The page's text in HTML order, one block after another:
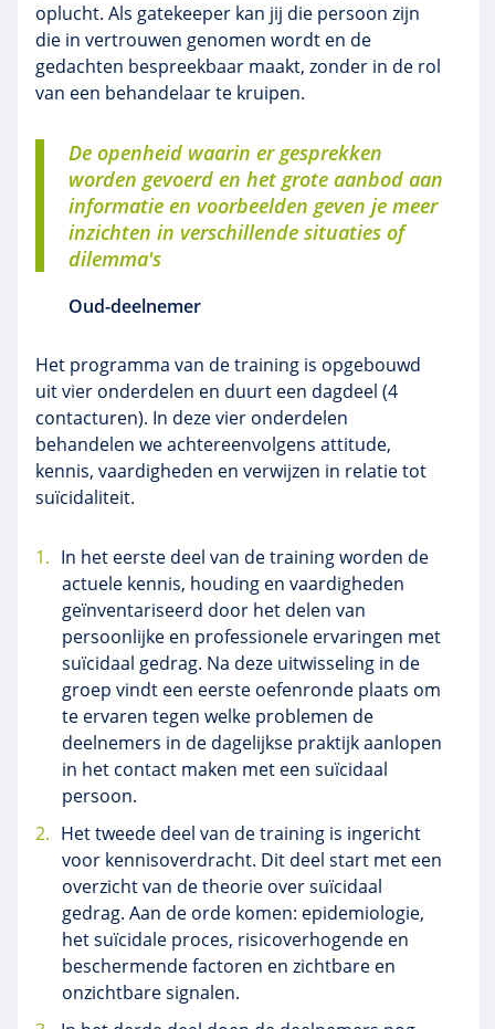
oplucht. Als gatekeeper kan jij die persoon zijn
die in vertrouwen genomen wordt en de
gedachten bespreekbaar maakt, zonder in de rol
van een behandelaar te kruipen.
De openheid waarin er gesprekken
worden gevoerd en het grote aanbod aan
informatie en voorbeelden geven je meer
inzichten in verschillende situaties of
dilemma's
Oud-deelnemer
Het programma van de training is opgebouwd
uit vier onderdelen en duurt een dagdeel (4
contacturen). In deze vier onderdelen
behandelen we achtereenvolgens attitude,
kennis, vaardigheden en verwijzen in relatie tot
suïcidaliteit.
In het eerste deel van de training worden de
actuele kennis, houding en vaardigheden
geïnventariseerd door het delen van
persoonlijke en professionele ervaringen met
suïcidaal gedrag. Na deze uitwisseling in de
groep vindt een eerste oefenronde plaats om
te ervaren tegen welke problemen de
deelnemers in de dagelijkse praktijk aanlopen
in het contact maken met een suïcidaal
persoon.
Het tweede deel van de training is ingericht
voor kennisoverdracht. Dit deel start met een
overzicht van de theorie over suïcidaal
gedrag. Aan de orde komen: epidemiologie,
het suïcidale proces, risicoverhogende en
beschermende factoren en zichtbare en
onzichtbare signalen.